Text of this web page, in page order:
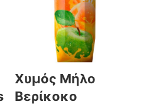
Χυμός Μήλο
Βερίκοκο